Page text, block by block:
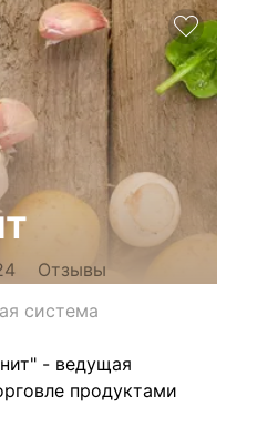
Отзывы
система
- ведущая
продуктами